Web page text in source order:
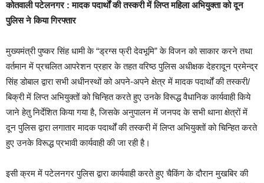
कोतवाली पटेलनगर : मादक पदार्थों की तस्करी में लिप्त महिला अभियुक्ता को दून
पुलिस ने किया गिरफ्तार
मुख्यमंत्री पुष्कर सिंह धामी के “ड्रग्स फ्री देवभूमि” के विजन को साकार करने तथा
वर्तमान में प्रचलित आपरेशन प्रहार के तहत वरिष्ठ पुलिस अधीक्षक देहरादून प्रमेन्द्र
सिंह डोबाल द्वारा सभी अधीनस्थों को अपने-अपने क्षेत्र में मादक पदार्थों की तस्करी/
बिक्री में लिप्त अभियुक्तों को चिन्हित करते हुए उनके विरूद्ध वैधानिक कार्यवाही किये
जाने हेतु निर्देशित किया गया है, जिसके अनुपालन में जनपद के सभी थाना क्षेत्रों में
दून पुलिस द्वारा लगातार मादक पदार्थों की तस्करी में लिप्त अभियुक्तों को चिन्हित करते
हुए उनके विरूद्ध प्रभावी कार्यवाही की जा रही है।
इसी क्रम में पटेलनगर पुलिस द्वारा कार्यवाही करते हुए चैकिंग के दौरान मुखबिर की